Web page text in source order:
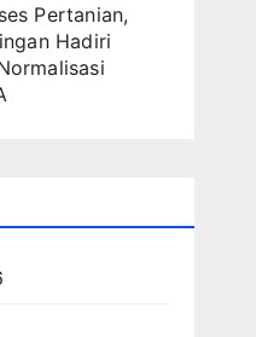
Pertanian,
Hadiri